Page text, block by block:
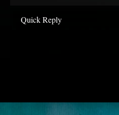
Quick Reply